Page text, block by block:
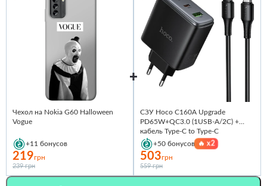
Чехол на Nokia G60 Halloween
Vogue
+11 бонусов
219грн
239 грн
СЗУ Hoco C160A Upgrade
PD65W+QC3.0 (1USB-A/2C) +
кабель Type-C to Type-C
+50 бонусов 🔥x2
503грн
559 грн